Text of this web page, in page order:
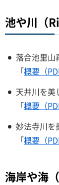
池や川（
落合池里山
「概要（
天井川を美
「概要（
妙法寺川を
「概要（
海岸や海（